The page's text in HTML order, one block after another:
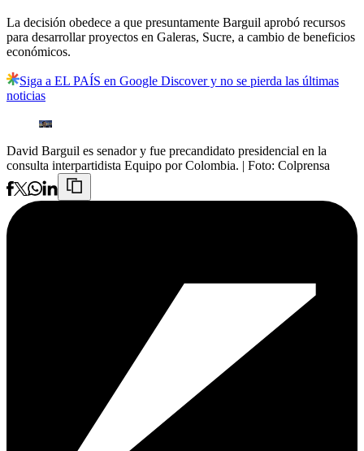
La decisión obedece a que presuntamente Barguil aprobó recursos
para desarrollar proyectos en Galeras, Sucre, a cambio de beneficios
económicos.
Siga a EL PAÍS en Google Discover y no se pierda las últimas
noticias
David Barguil es senador y fue precandidato presidencial en la
consulta interpartidista Equipo por Colombia. | Foto: Colprensa